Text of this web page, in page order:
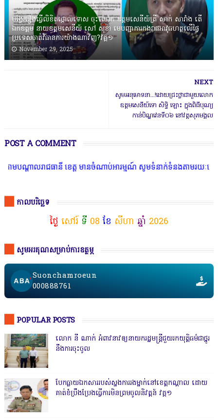
បង្វែររឿងធ្វើលិខិតថ្កោលទោស ចុះលោក ឧត្តមសេនីយ៍ត្រី សាក់ សារាំង តើ
ឯកឧត្តម នាយឧត្តមសេនីយ៍ សៅ សុខា មេបញ្ជាការកងរាជអាវុធហត្ថលើផ្ទៃ
ប្រទេសចាត់វិធានការយ៉ាងណាវិញ?វគ្គ១
November 29, 2025
NEXT
សូមអនុមោទនា...!ដោយជ្រះថ្លាជាមួយលោក
ឧត្តមសេនីយ៍ទោ សិទិ្ធ ឡោះ ក្នុងពិធីបុណ្យ
កាន់បិណ្ឌវេនទី០៦ នៅវត្តសុភមង្គល
POST A COMMENT
នី ខេត្ត មានចំណាប់អារម្មណ៍ សូមទំនាក់ទំនងតាមរយៈតេឡេក្រាមលេខ
កាលបរិច្ឆេទ
ថ្ងៃ សៅរ៍ទី 08 ខែ សីហា ឆ្នាំ 2026
សូមអរគុណសម្រាប់ការឧត្ថម្ភ
Suonchamroeun
000888761
POPULAR POSTS
លោក នី ណាក់ អំពាវនាវឲ្យនាយករដ្ឋមន្ត្រីជួយរកយុត្តិធម៌ជាថ្នូរ
នឹងការចុះចូល
បែកធ្លាយឯកសាររបស់ស្នងការរងម្នាក់នៅខេត្តកណ្ដាល ដោយ
គាត់ខំប្រឹងប្រែងធ្វើការមិនព្រមចូលនិវត្តន៍ វគ្គ១